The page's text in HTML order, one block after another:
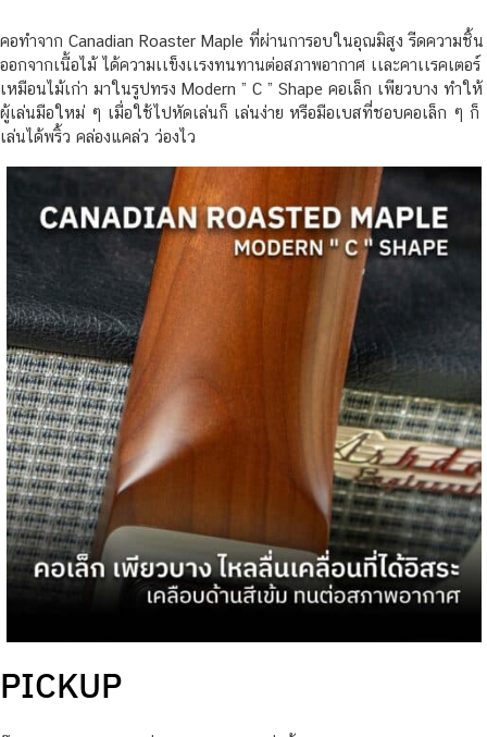
คอทำจาก Canadian Roaster Maple ที่ผ่านการอบในอุณมิสูง รีดความชิ้น
ออกจากเนื้อไม้ ได้ความเเข็งเเรงทนทานต่อสภาพอากาศ เเละคาเเรคเตอร์
เหมือนไม้เก่า มาในรูปทรง Modern ” C ” Shape คอเล็ก เพียวบาง ทำให้
ผู้เล่นมือใหม่ ๆ เมื่อใช้ไปหัดเล่นก็ เล่นง่าย หรือมือเบสที่ชอบคอเล็ก ๆ ก็
เล่นได้พริ้ว คล่องแคล่ว ว่องไว
PICKUP